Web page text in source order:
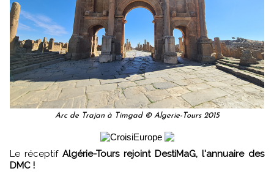
Arc de Trajan à Timgad © Algerie-Tours 2015
Le réceptif Algérie-Tours rejoint DestiMaG, l'annuaire des
DMC !